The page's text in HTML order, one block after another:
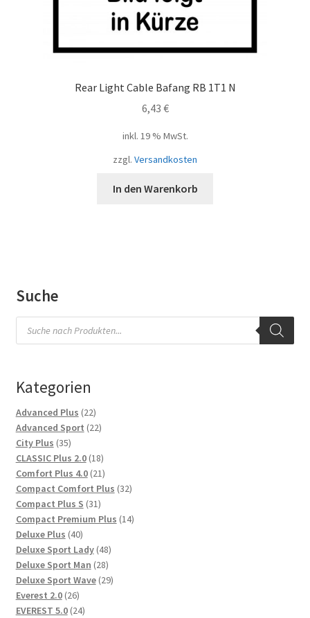
Rear Light Cable Bafang RB 1T1 N
6,43 €
inkl. 19 % MwSt.
zzgl. Versandkosten
In den Warenkorb
Suche
Products
search
Kategorien
Advanced Plus 2222
Produkte
Advanced Sport 2222
City Plus 3535
Produkte
CLASSIC Plus 2.0 1818
Produkte
Comfort Plus 4.0 2121
Produkte
Compact Comfort Plus 3232
Compact Plus S 3131
Produkte
Compact Premium Plus 1414
Deluxe Plus 4040
Produkte
Deluxe Sport Lady 4848
Produkte
Deluxe Sport Man 2828
Produkte
Deluxe Sport Wave 2929
Everest 2.0 2626
Produkte
EVEREST 5.0 2424